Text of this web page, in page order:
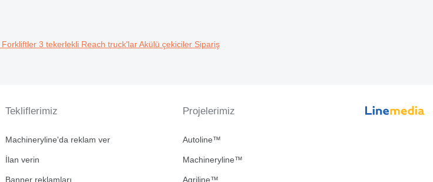
Forkliftler 3 tekerlekli Reach truck'larAkülü çekiciler Sipariş
Tekliflerimiz
Machineryline'da reklam ver
İlan verin
Banner reklamları
Projelerimiz
Autoline™
Machineryline™
Agriline™